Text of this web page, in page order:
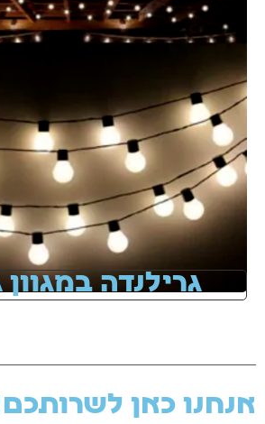
גרילנדה
אנחנו כאן